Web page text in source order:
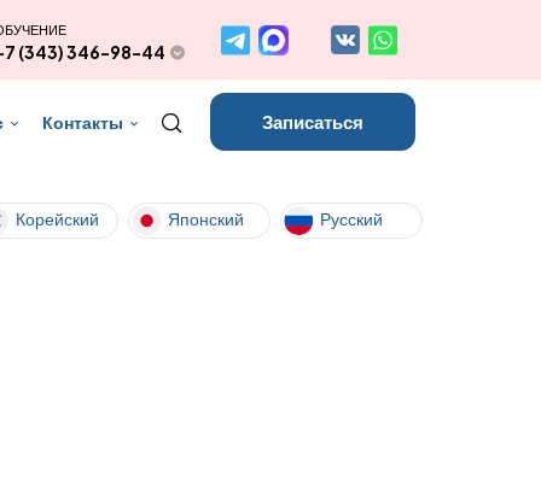
(343) 346-98-44
Контакты Записаться
Корейский Японский Русский